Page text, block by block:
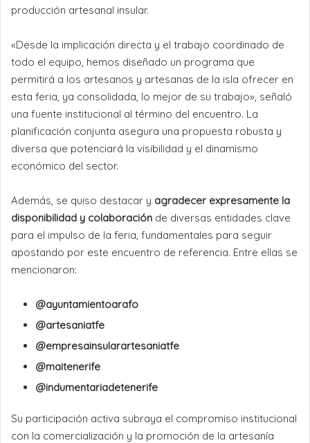
producción artesanal insular.
«Desde la implicación directa y el trabajo coordinado de
todo el equipo, hemos diseñado un programa que
permitirá a los artesanos y artesanas de la isla ofrecer en
esta feria, ya consolidada, lo mejor de su trabajo», señaló
una fuente institucional al término del encuentro. La
planificación conjunta asegura una propuesta robusta y
diversa que potenciará la visibilidad y el dinamismo
económico del sector.
Además, se quiso destacar y agradecer expresamente la
disponibilidad y colaboración de diversas entidades clave
para el impulso de la feria, fundamentales para seguir
apostando por este encuentro de referencia. Entre ellas se
mencionaron:
@ayuntamientoarafo
@artesaniatfe
@empresainsularartesaniatfe
@maitenerife
@indumentariadetenerife
Su participación activa subraya el compromiso institucional
con la comercialización y la promoción de la artesanía